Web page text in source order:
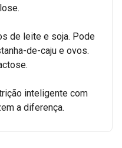
de leite e soja. Pode
de-caju e ovos.
inteligente com
a diferença.